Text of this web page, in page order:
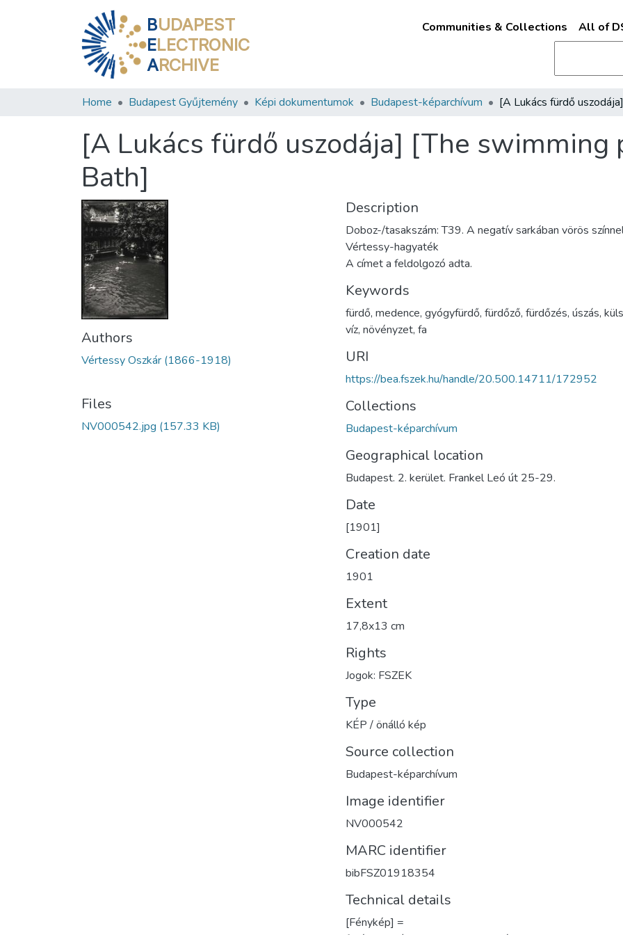
BUDAPEST
ELECTRONIC
ARCHIVE
Communities & Collections All of
Home Budapest Gyűjtemény Képi dokumentumok Budapest-képarchívum
[A Lukács fürdő uszodája] [The swimming
Bath]
Authors
Vértessy Oszkár (1866-1918)
Files
NV000542.jpg (157.33 KB)
Description
Doboz-/tasakszám: T39. A negatív sarkában vörös
Vértessy-hagyaték
A címet a feldolgozó adta.
Keywords
fürdő, medence, gyógyfürdő, fürdőző, fürdőzés, úszás,
víz, növényzet, fa
URI
https://bea.fszek.hu/handle/20.500.14711/172952
Collections
Budapest-képarchívum
Geographical location
Budapest. 2. kerület. Frankel Leó út 25-29.
Date
[1901]
Creation date
1901
Extent
17,8x13 cm
Rights
Jogok: FSZEK
Type
KÉP / önálló kép
Source collection
Budapest-képarchívum
Image identifier
NV000542
MARC identifier
bibFSZ01918354
Technical details
[Fénykép] =